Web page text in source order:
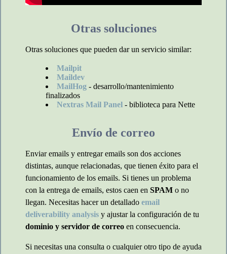
Otras soluciones
Otras soluciones que pueden dar un servicio similar:
Mailpit
Maildev
MailHog - desarrollo/mantenimiento
finalizados
Nextras Mail Panel - biblioteca para Nette
Envío de correo
Enviar emails y entregar emails son dos acciones
distintas, aunque relacionadas, que tienen éxito para el
funcionamiento de los emails. Si tienes un problema
con la entrega de emails, estos caen en SPAM o no
llegan. Necesitas hacer un detallado email
deliverability analysis y ajustar la configuración de tu
dominio y servidor de correo en consecuencia.
Si necesitas una consulta o cualquier otro tipo de ayuda